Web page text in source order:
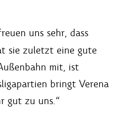
uns sehr, dass
sie zuletzt eine gute
mit, ist
bringt Verena
gut zu uns.“